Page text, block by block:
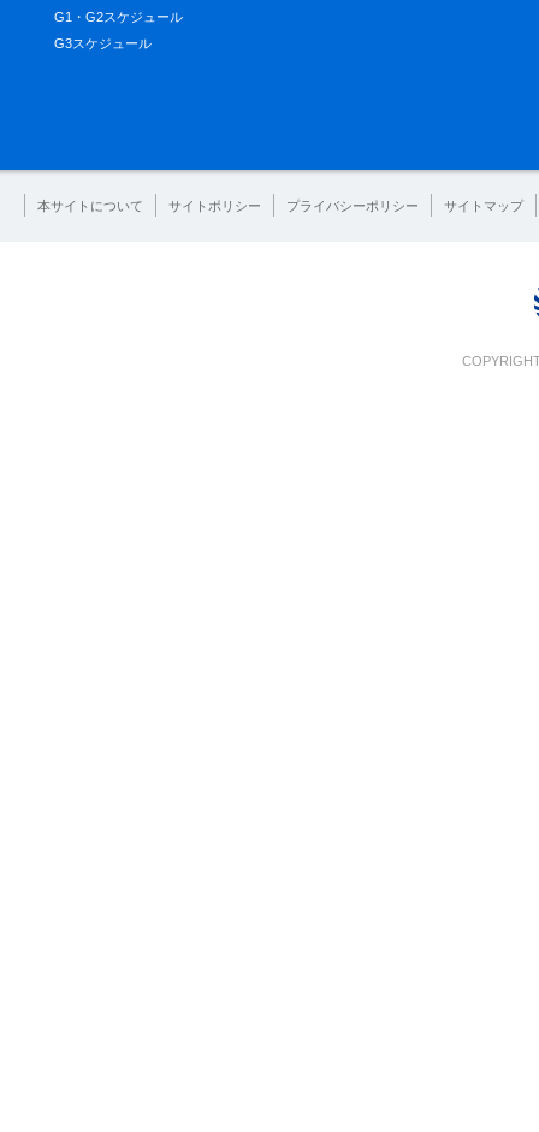
G1・G2スケジュール
G3スケジュール
本サイトについて サイトポリシー プライバシーポリシー サイトマップ